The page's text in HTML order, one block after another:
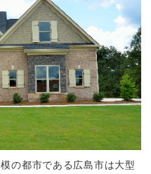
の都市である広島市は大型